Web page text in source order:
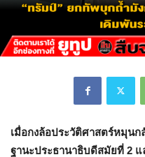
เมื่อกงล้อประวัติศาสตร์หมุนก
ฐานะประธานาธิบดีสมัยที่ 2 แ